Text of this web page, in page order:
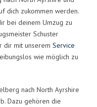
dich zukommen werden.
bei deinem Umzug zu
Schuster
dir mit unserem Service
wie möglich zu
nach North Ayrshire
Dazu gehören die